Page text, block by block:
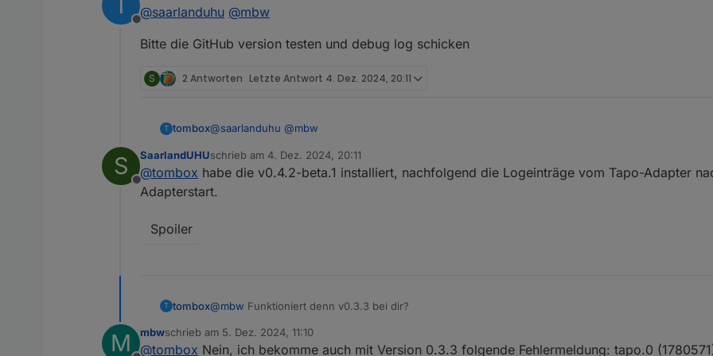
keine Besserung. Testweise habe ich eine der Steckaus der App entfernt, zurückgesetzt und
Offline
@saarlanduhu @mbw
Bitte die GitHub version testen und debug log schicken
S 2 Antworten Letzte Antwort 4. Dez. 2024, 20:11
T tombox@saarlanduhu @mbw
Bitte die GitHub version testen und debug log schicken
S
Offline
SaarlandUHUschrieb am 4. Dez. 2024, 20:11
zuletzt editiert von
@tombox habe die v0.4.2-beta.1 installiert, nachfolgend die Logeinträge vom Tapo-Adapter
Adapterstart.
Spoiler
T tombox@mbw Funktioniert denn v0.3.3 bei dir?
M mbwschrieb am 5. Dez. 2024, 11:10
zuletzt editiert von
@tombox Nein, ich bekomme auch mit Version 0.3.3 folgende Fehlermeldung: tapo.0